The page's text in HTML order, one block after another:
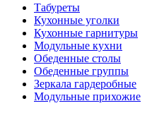
Табуреты
Кухонные уголки
Кухонные гарнитуры
Модульные кухни
Обеденные столы
Обеденные группы
Зеркала гардеробные
Модульные прихожие